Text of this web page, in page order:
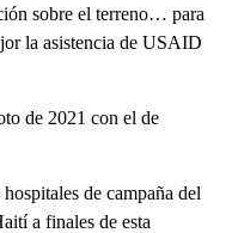
sobre el terreno… para
la asistencia de USAID
de 2021 con el de
de campaña del
a finales de esta